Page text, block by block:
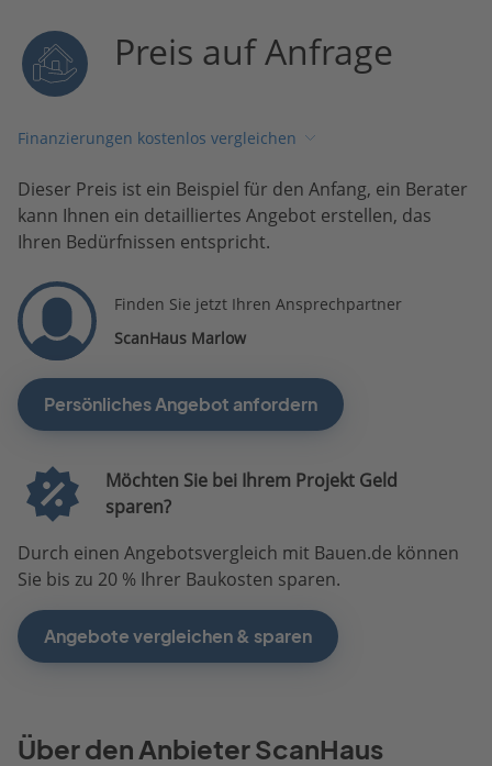
Preis auf Anfrage
Finanzierungen kostenlos vergleichen
Dieser Preis ist ein Beispiel für den Anfang, ein Berater
kann Ihnen ein detailliertes Angebot erstellen, das
Ihren Bedürfnissen entspricht.
Finden Sie jetzt Ihren Ansprechpartner
ScanHaus Marlow
Persönliches Angebot anfordern
Möchten Sie bei Ihrem Projekt Geld
sparen?
Durch einen Angebotsvergleich mit Bauen.de können
Sie bis zu 20 % Ihrer Baukosten sparen.
Angebote vergleichen & sparen
Über den Anbieter ScanHaus